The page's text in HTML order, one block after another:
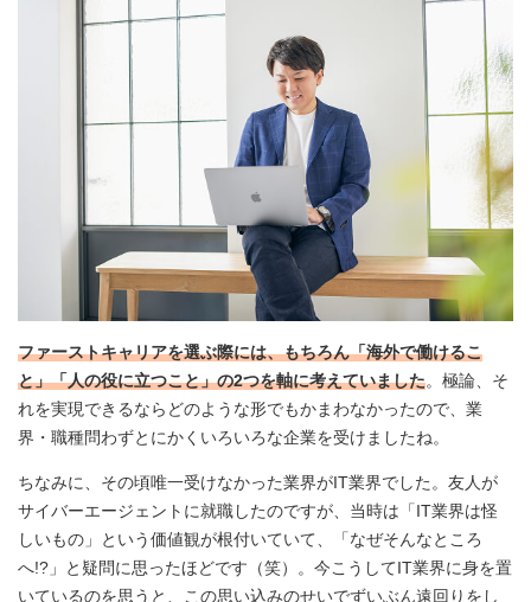
ファーストキャリアを選ぶ際には、もちろん「海外で働けるこ
と」「人の役に立つこと」の2つを軸に考えていました。極論、そ
れを実現できるならどのような形でもかまわなかったので、業
界・職種問わずとにかくいろいろな企業を受けましたね。
ちなみに、その頃唯一受けなかった業界がIT業界でした。友人が
サイバーエージェントに就職したのですが、当時は「IT業界は怪
しいもの」という価値観が根付いていて、「なぜそんなところ
へ!?」と疑問に思ったほどです（笑）。今こうしてIT業界に身を置
いているのを思うと、この思い込みのせいでずいぶん遠回りをし